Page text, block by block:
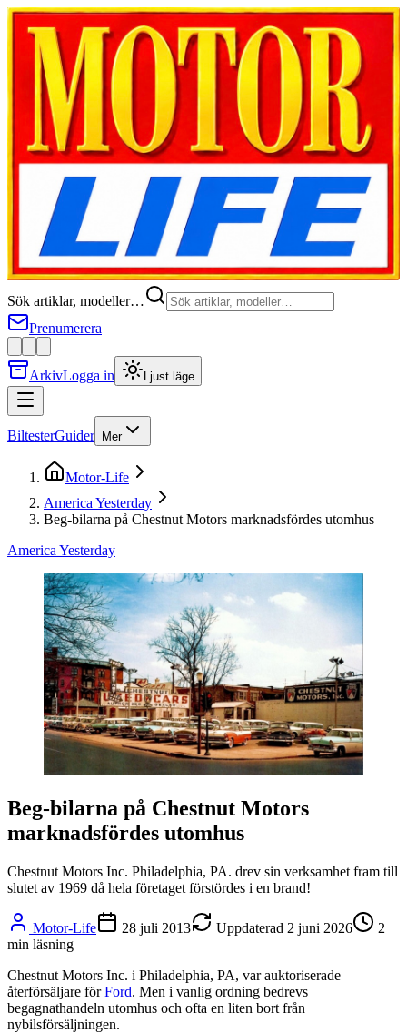
Sök artiklar, modeller…
Prenumerera
ArkivLogga in Ljust läge
BiltesterGuider Mer
Motor-Life
America Yesterday
Beg-bilarna på Chestnut Motors marknadsfördes utomhus
America Yesterday
Beg-bilarna på Chestnut Motors
marknadsfördes utomhus
Chestnut Motors Inc. Philadelphia, PA. drev sin verksamhet fram till
slutet av 1969 då hela företaget förstördes i en brand!
Motor-Life 28 juli 2013 Uppdaterad 2 juni 2026
2
min läsning
Chestnut Motors Inc. i Philadelphia, PA, var auktoriserade
återförsäljare förFord. Men i vanlig ordning bedrevs
begagnathandeln utomhus och ofta en liten bort från
nybilsförsäljningen.